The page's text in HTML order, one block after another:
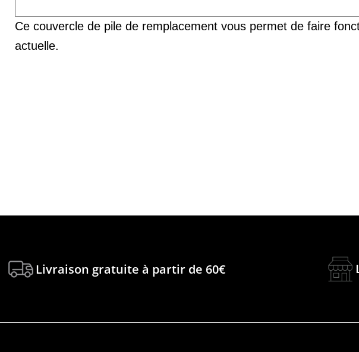
Ce couvercle de pile de remplacement vous permet de faire
actuelle.
Livraison gratuite à partir de 60€